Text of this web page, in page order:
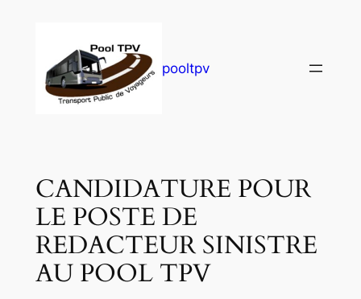
pooltpv
CANDIDATURE POUR
LE POSTE DE
REDACTEUR SINISTRE
AU POOL TPV